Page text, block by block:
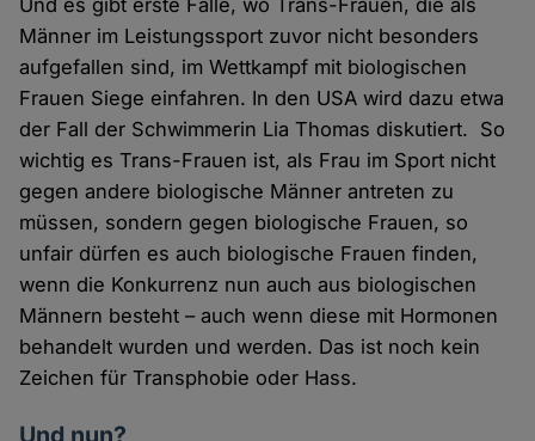
Und es gibt erste Fälle, wo Trans-Frauen, die als
Männer im Leistungssport zuvor nicht besonders
aufgefallen sind, im Wettkampf mit biologischen
Frauen Siege einfahren. In den USA wird dazu etwa
der Fall der Schwimmerin Lia Thomas diskutiert. So
wichtig es Trans-Frauen ist, als Frau im Sport nicht
gegen andere biologische Männer antreten zu
müssen, sondern gegen biologische Frauen, so
unfair dürfen es auch biologische Frauen finden,
wenn die Konkurrenz nun auch aus biologischen
Männern besteht – auch wenn diese mit Hormonen
behandelt wurden und werden. Das ist noch kein
Zeichen für Transphobie oder Hass.
Und nun?